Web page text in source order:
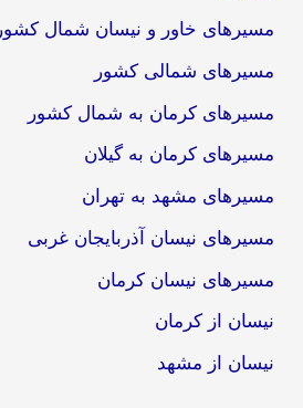
مسیرهای خاور و نیسان شمال کشور
مسیرهای شمالی کشور
مسیرهای کرمان به شمال کشور
مسیرهای کرمان به گیلان
مسیرهای مشهد به تهران
مسیرهای نیسان آذربایجان غربی
مسیرهای نیسان کرمان
نیسان از کرمان
نیسان از مشهد